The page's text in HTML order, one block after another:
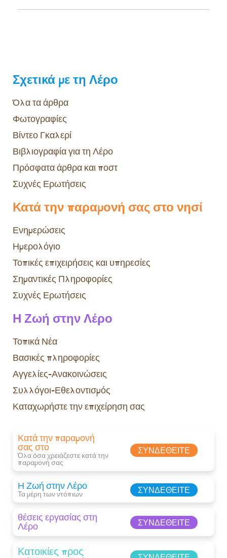
Σχετικά με τη Λέρο
Όλα τα άρθρα
Φωτογραφίες
Βίντεο Γκαλερί
Βιβλιογραφία για τη Λέρο
Πρόσφατα άρθρα και ποστ
Συχνές Ερωτήσεις
Κατά την παραμονή σας στο νησί
Ενημερώσεις
Ημερολόγιο
Τοπικές επιχειρήσεις και υπηρεσίες
Σημαντικές Πληροφορίες
Συχνές Ερωτήσεις
Η Ζωή στην Λέρο
Τοπικά Νέα
Βασικές πληροφορίες
Αγγελίες-Ανακοινώσεις
Συλλόγοι-Εθελοντισμός
Καταχωρήστε την επιχείρηση σας
Κατά την παραμονή
σας στο
Όλα όσα χρειάζεστε κατά την
παραμονή σας​
ΣΥΝΔΕΘΕΊΤΕ
Η Ζωή στην Λέρο
Τα μέρη των ντόπιων ΣΥΝΔΕΘΕΊΤΕ
θέσεις εργασίας στη
Λέρο ΣΥΝΔΕΘΕΊΤΕ
Κατοικίες προς